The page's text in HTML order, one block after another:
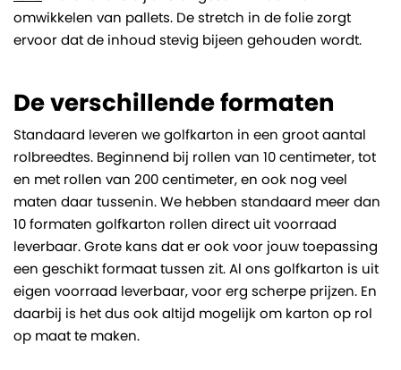
omwikkelen van pallets. De stretch in de folie zorgt
ervoor dat de inhoud stevig bijeen gehouden wordt.
De verschillende formaten
Standaard leveren we golfkarton in een groot aantal
rolbreedtes. Beginnend bij rollen van 10 centimeter, tot
en met rollen van 200 centimeter, en ook nog veel
maten daar tussenin. We hebben standaard meer dan
10 formaten golfkarton rollen direct uit voorraad
leverbaar. Grote kans dat er ook voor jouw toepassing
een geschikt formaat tussen zit. Al ons golfkarton is uit
eigen voorraad leverbaar, voor erg scherpe prijzen. En
daarbij is het dus ook altijd mogelijk om karton op rol
op maat te maken.